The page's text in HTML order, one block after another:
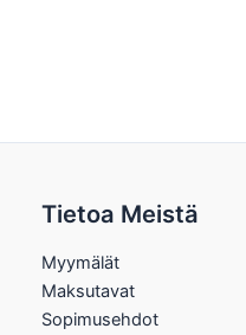
Tietoa Meistä
Myymälät
Maksutavat
Sopimusehdot